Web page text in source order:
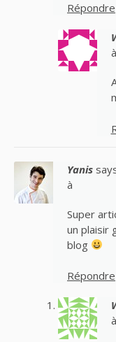
Répondre
à
Yanis
à
Super
un plaisir
blog
Répondre
à